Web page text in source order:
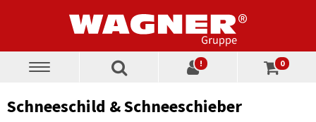
Toggle
! 0
Schneeschild & Schneeschieber